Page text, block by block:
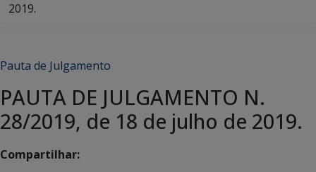
2019.
Pauta de Julgamento
PAUTA DE JULGAMENTO N.
28/2019, de 18 de julho de 2019.
Compartilhar: